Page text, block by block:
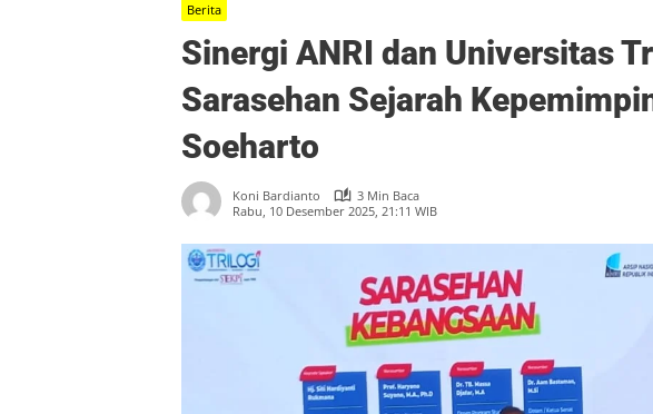
Berita
Sinergi ANRI dan Universitas
Sarasehan Sejarah
Soeharto
Koni Bardianto
3 Min Baca
Rabu, 10 Desember 2025, 21:11 WIB